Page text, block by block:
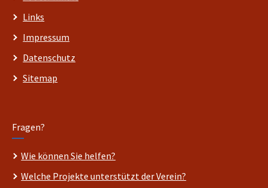
Links
Impressum
Datenschutz
Sitemap
Fragen?
Wie können Sie helfen?
Welche Projekte unterstützt der Verein?